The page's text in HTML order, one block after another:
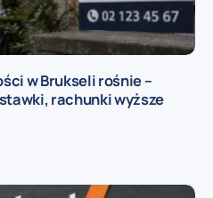
w Brukseli rośnie –
rachunki wyższe